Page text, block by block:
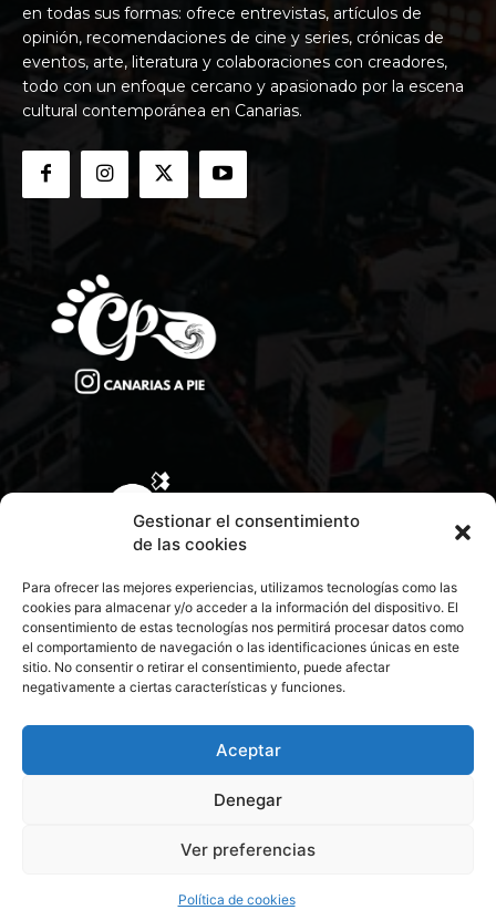
Gestionar el consentimiento
de las cookies
Para ofrecer las mejores experiencias, utilizamos tecnologías como las
cookies para almacenar y/o acceder a la información del dispositivo. El
consentimiento de estas tecnologías nos permitirá procesar datos como
el comportamiento de navegación o las identificaciones únicas en este
sitio. No consentir o retirar el consentimiento, puede afectar
negativamente a ciertas características y funciones.
Aceptar
Denegar
Ver preferencias
Política de cookies
en todas sus formas: ofrece entrevistas, artículos de
opinión, recomendaciones de cine y series, crónicas de
eventos, arte, literatura y colaboraciones con creadores,
todo con un enfoque cercano y apasionado por la escena
cultural contemporánea en Canarias.
CONTACTA CON NOSOTROS
© 2026 Todos los derechos reservados. Culturamanía